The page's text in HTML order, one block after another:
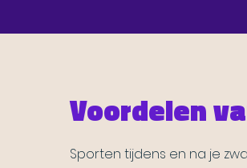
Voordelen
Sporten tijdens en na je